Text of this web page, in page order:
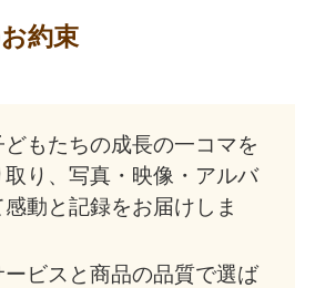
約束
もたちの成長の一コマを
り、写真・映像・アルバ
動と記録をお届けしま
ビスと商品の品質で選ば